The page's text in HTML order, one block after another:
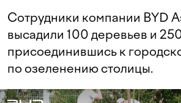
Сотрудники компании BYD
высадили 100 деревьев и
присоединившись к
по озеленению столицы.